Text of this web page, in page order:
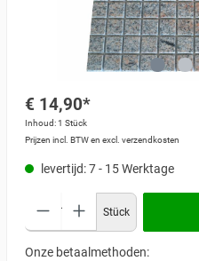
€ 14,90*
Inhoud:1 Stück
Prijzen incl. BTW en excl. verzendkosten
levertijd: 7 - 15 Werktage
Stück
Onze betaalmethoden: